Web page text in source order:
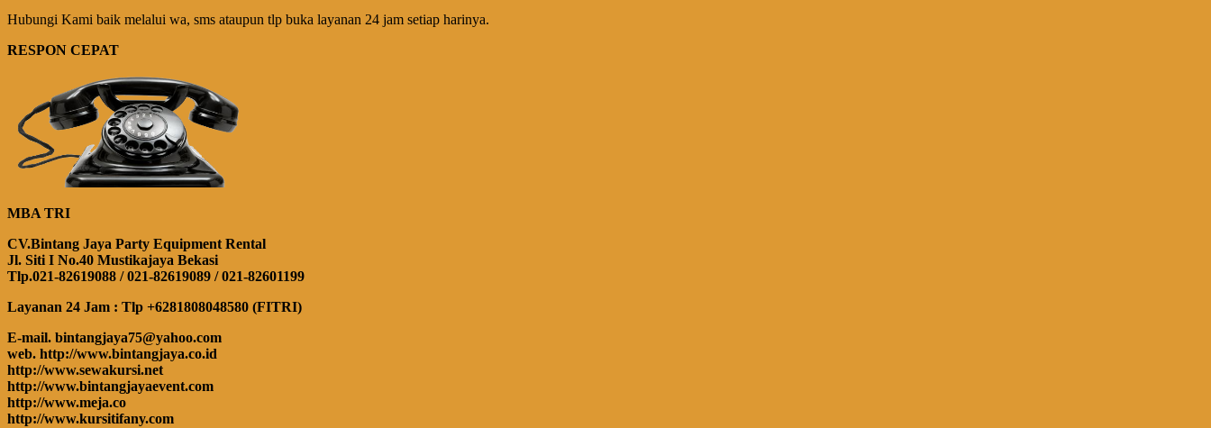
Hubungi Kami baik melalui wa, sms ataupun tlp buka layanan 24 jam setiap harinya.
RESPON CEPAT
MBA TRI
CV.Bintang Jaya Party Equipment Rental
Jl. Siti I No.40 Mustikajaya Bekasi
Tlp.021-82619088 / 021-82619089 / 021-82601199
Layanan 24 Jam : Tlp +6281808048580 (FITRI)
E-mail. bintangjaya75@yahoo.com
web. http://www.bintangjaya.co.id
http://www.sewakursi.net
http://www.bintangjayaevent.com
http://www.meja.co
http://www.kursitifany.com